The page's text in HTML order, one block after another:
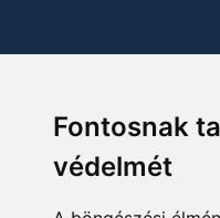
Fontosnak
védelmét